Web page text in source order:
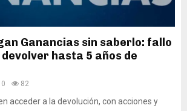
Ganancias sin saberlo: fallo
hasta 5 años de
0 82
acceder a la devolución, con acciones y